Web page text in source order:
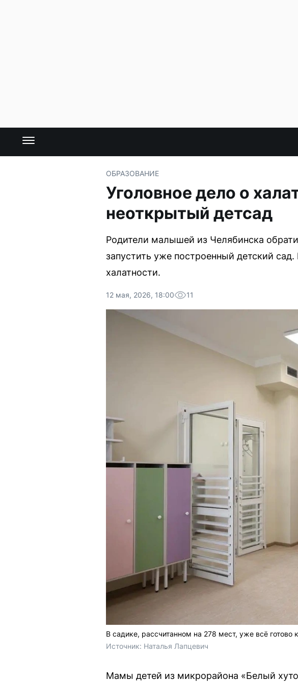
ОБРАЗОВАНИЕ
Уголовное дело о
неоткрытый детсад
Родители малышей из Челябинска
запустить уже построенный детский
халатности.
12 мая, 2026, 18:00 11
В садике, рассчитанном на 278 мест, уже всё готово
Источник: Наталья Лапцевич
Мамы детей из микрорайона «Белый